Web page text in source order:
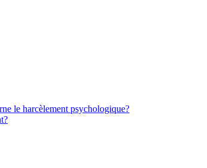
le harcèlement psychologique?